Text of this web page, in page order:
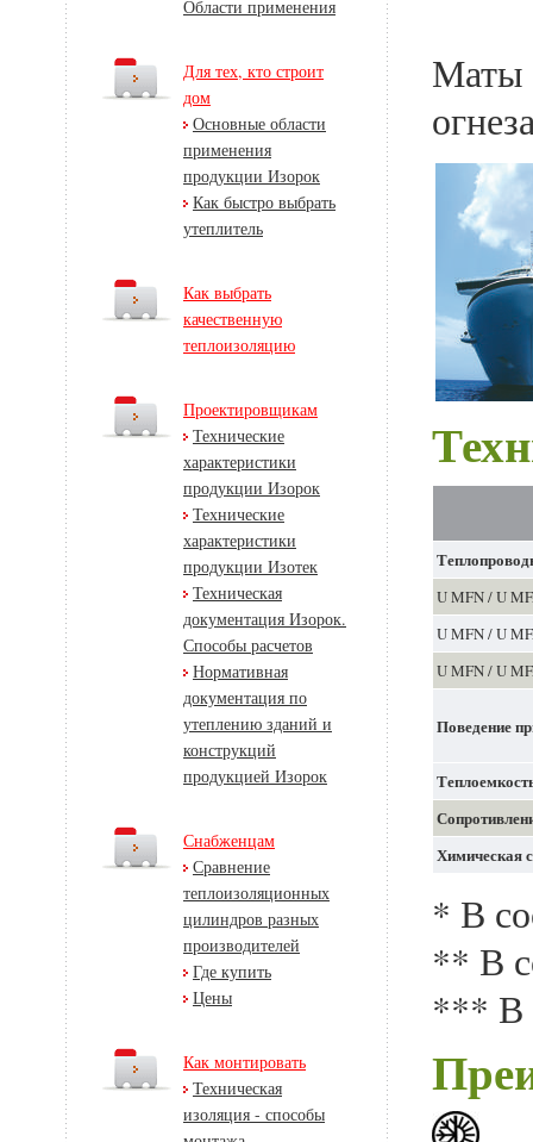
Области применения
Для тех, кто строит
дом
Основные области
применения
продукции Изорок
Как быстро выбрать
утеплитель
Как выбрать
качественную
теплоизоляцию
Проектировщикам
Технические
характеристики
продукции Изорок
Технические
характеристики
продукции Изотек
Техническая
документация Изорок.
Способы расчетов
Нормативная
документация по
утеплению зданий и
конструкций
продукцией Изорок
Снабженцам
Сравнение
теплоизоляционных
цилиндров разных
производителей
Где купить
Цены
Как монтировать
Техническая
изоляция - способы
Маты
U MFN / U
U MFN / U
U MFN / U
Поведение
Химическая
* В
** В
*** В